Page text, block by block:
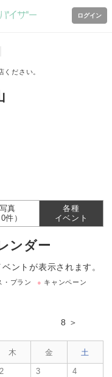
ログイン
ください。
写真
0件）
各種
イベント
ンダー
ントが表示されます。
・プラン ● キャンペーン
8 ＞
木 金 土
2 3 4